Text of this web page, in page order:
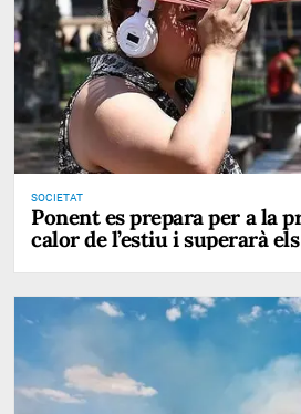
SOCIETAT
Ponent es prepara per a la
calor de l’estiu i superarà